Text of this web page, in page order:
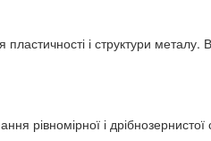
і структури металу.
і дрібнозернистої